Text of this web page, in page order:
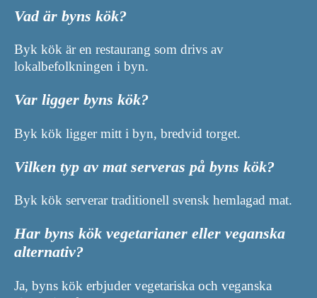
Vad är byns kök?
Byk kök är en restaurang som drivs av
lokalbefolkningen i byn.
Var ligger byns kök?
Byk kök ligger mitt i byn, bredvid torget.
Vilken typ av mat serveras på byns kök?
Byk kök serverar traditionell svensk hemlagad mat.
Har byns kök vegetarianer eller veganska
alternativ?
Ja, byns kök erbjuder vegetariska och veganska